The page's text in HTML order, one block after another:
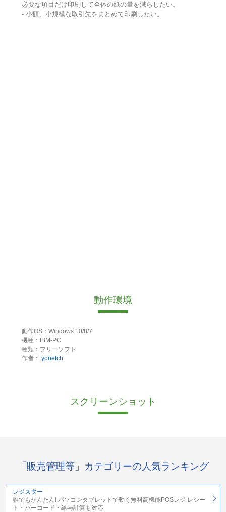
必要な項目だけ印刷して全体の紙の量を減らしたい。
- 小額、小規模な取引先をまとめて印刷したい。
動作環境
動作OS：Windows 10/8/7
機種：IBM-PC
種類：フリーソフト
作者： yonetch
スクリーンショット
「販売管理等」カテゴリーの人気ランキング
レジスター
誰でもかんたん! パソコンタブレットで動く無料高機能POSレジ レシー
ト・バーコード・給与計算も対応